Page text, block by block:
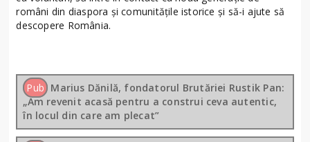
români din diaspora și comunitățile istorice și să-i ajute să
descopere România.
Pub Marius Dănilă, fondatorul Brutăriei Rustik Pan:
„Am revenit acasă pentru a construi ceva autentic,
în locul din care am plecat”